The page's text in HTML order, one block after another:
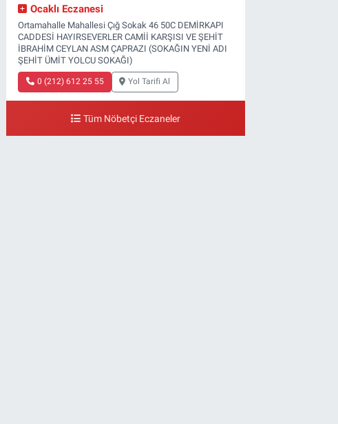
Ocaklı Eczanesi
Ortamahalle Mahallesi Çığ Sokak 46 50C DEMİRKAPI
CADDESİ HAYIRSEVERLER CAMİİ KARŞISI VE ŞEHİT
İBRAHİM CEYLAN ASM ÇAPRAZI (SOKAĞIN YENİ ADI
ŞEHİT ÜMİT YOLCU SOKAĞI)
0 (212) 612 25 55 Yol Tarifi Al
Tüm Nöbetçi Eczaneler